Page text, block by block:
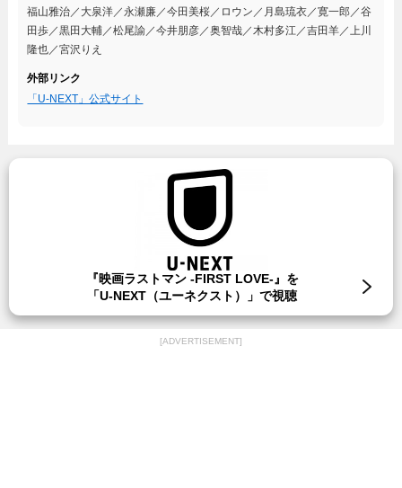
福山雅治／大泉洋／永瀬廉／今田美桜／ロウン／月島琉衣／寛一郎／谷
田歩／黒田大輔／松尾諭／今井朋彦／奥智哉／木村多江／吉田羊／上川
隆也／宮沢りえ
外部リンク
「U-NEXT」公式サイト
『映画ラストマン -FIRST LOVE-』を
「U-NEXT（ユーネクスト）」で視聴
[ADVERTISEMENT]